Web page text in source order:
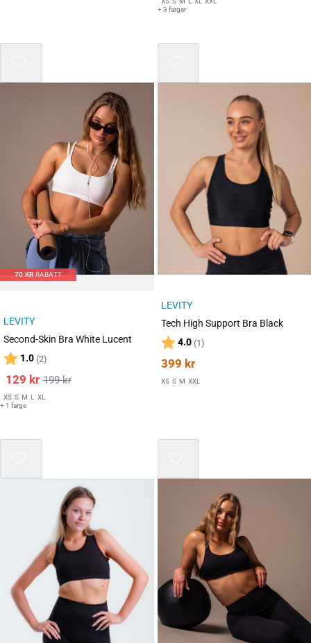
+ 3 farger
70 KR RABATT
LEVITY
Second-Skin Bra White Lucent
Karakter:
1.0 (2)
199kr
129 kr
XS S M L
XL
+ 1 farge
LEVITY
Tech High Support Bra Black
Karakter:
4.0(1)
399 kr
XS S M XXL